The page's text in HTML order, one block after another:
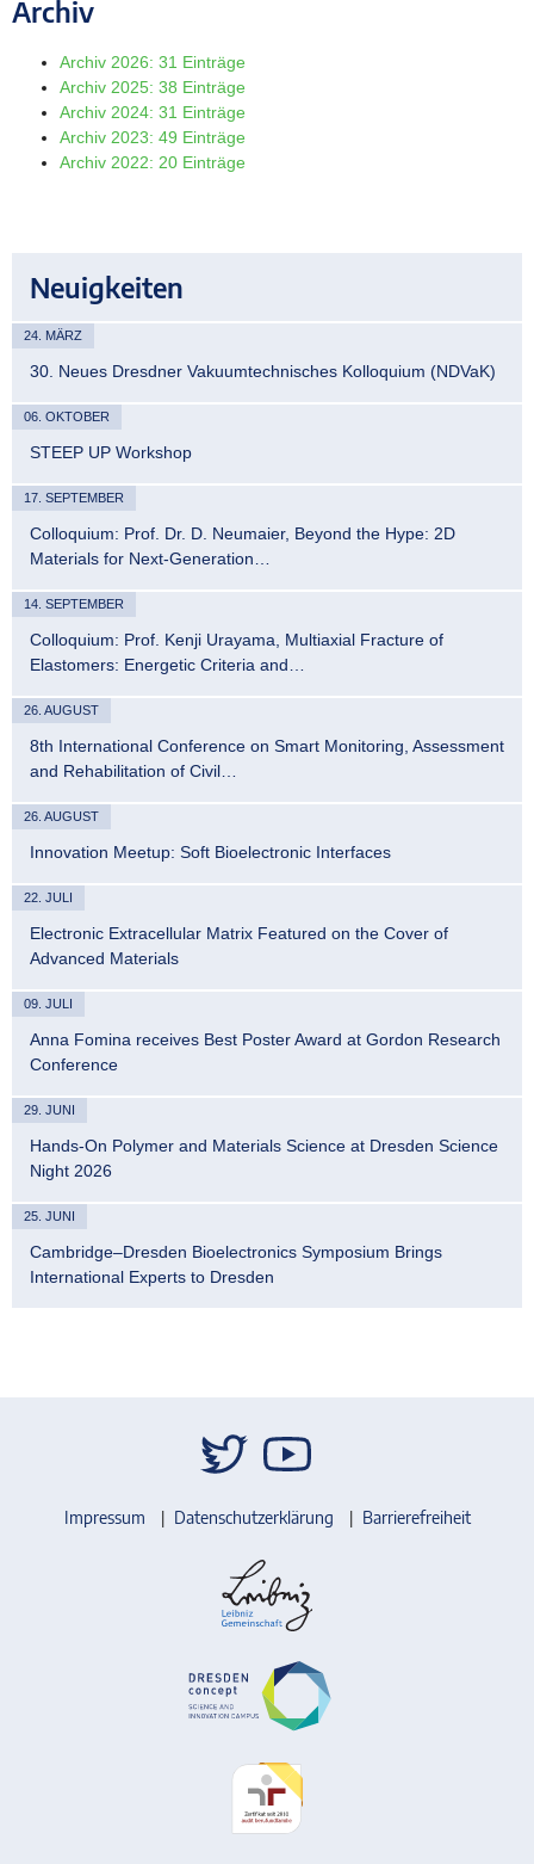
Archiv
Archiv 2026: 31 Einträge
Archiv 2025: 38 Einträge
Archiv 2024: 31 Einträge
Archiv 2023: 49 Einträge
Archiv 2022: 20 Einträge
Neuigkeiten
24. MÄRZ
30. Neues Dresdner Vakuumtechnisches Kolloquium (NDVaK)
06. OKTOBER
STEEP UP Workshop
17. SEPTEMBER
Colloquium: Prof. Dr. D. Neumaier, Beyond the Hype: 2D
Materials for Next-Generation…
14. SEPTEMBER
Colloquium: Prof. Kenji Urayama, Multiaxial Fracture of
Elastomers: Energetic Criteria and…
26. AUGUST
8th International Conference on Smart Monitoring, Assessment
and Rehabilitation of Civil…
26. AUGUST
Innovation Meetup: Soft Bioelectronic Interfaces
22. JULI
Electronic Extracellular Matrix Featured on the Cover of
Advanced Materials
09. JULI
Anna Fomina receives Best Poster Award at Gordon Research
Conference
29. JUNI
Hands-On Polymer and Materials Science at Dresden Science
Night 2026
25. JUNI
Cambridge–Dresden Bioelectronics Symposium Brings
International Experts to Dresden
Impressum Datenschutzerklärung Barrierefreiheit